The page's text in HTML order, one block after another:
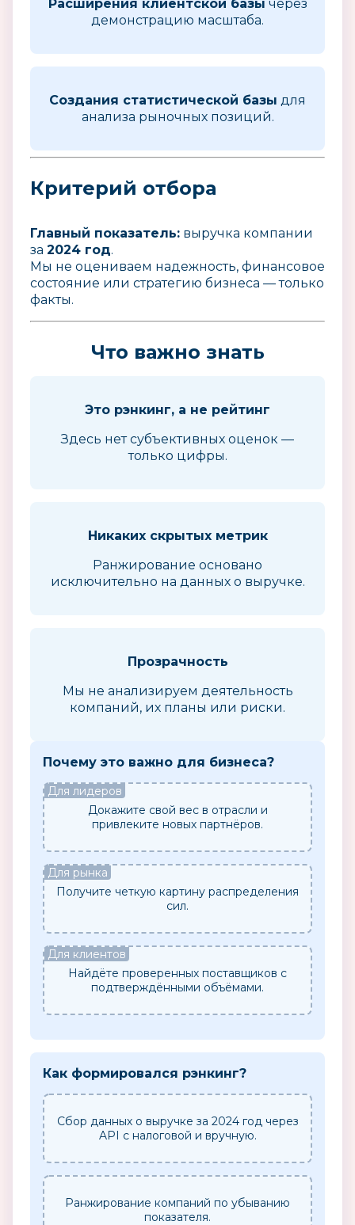
Расширения клиентской базы через
демонстрацию масштаба.
Создания статистической базы для
анализа рыночных позиций.
Критерий отбора
Главный показатель: выручка компании
за 2024 год.
Мы не оцениваем надежность, финансовое
состояние или стратегию бизнеса — только
факты.
Что важно знать
Это рэнкинг, а не рейтинг
Здесь нет субъективных оценок —
только цифры.
Никаких скрытых метрик
Ранжирование основано
исключительно на данных о выручке.
Прозрачность
Мы не анализируем деятельность
компаний, их планы или риски.
Почему это важно для бизнеса?
Для лидеров
Докажите свой вес в отрасли и
привлеките новых партнёров.
Для рынка
Получите четкую картину распределения
сил.
Для клиентов
Найдёте проверенных поставщиков с
подтверждёнными объёмами.
Как формировался рэнкинг?
Сбор данных о выручке за 2024 год через
API с налоговой и вручную.
Ранжирование компаний по убыванию
показателя.